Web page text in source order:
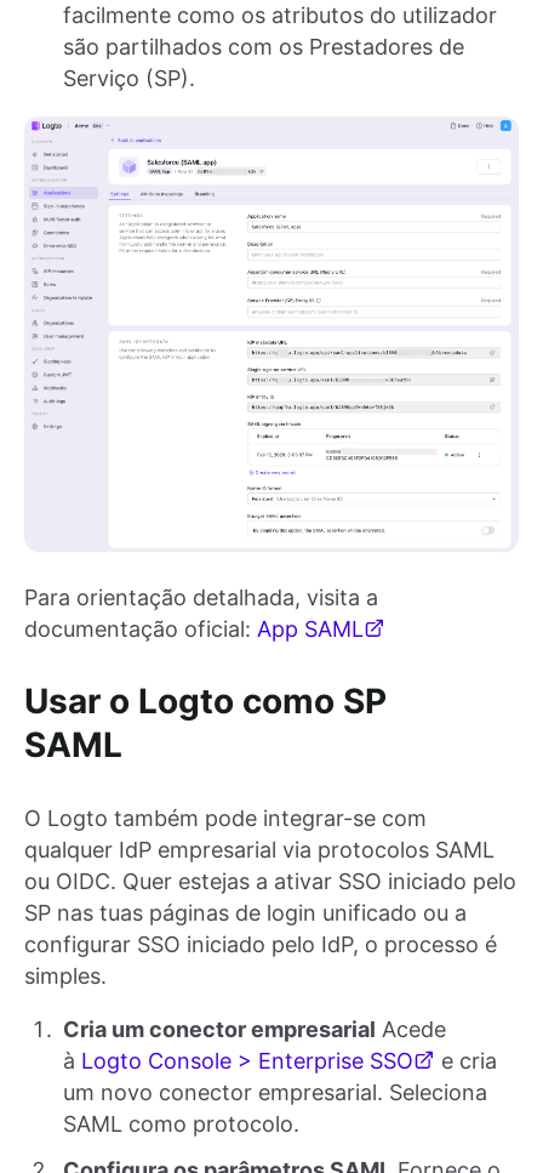
facilmente como os atributos do utilizador
são partilhados com os Prestadores de
Serviço (SP).
Para orientação detalhada, visita a
documentação oficial: App SAML
Usar o Logto como SP
SAML
O Logto também pode integrar-se com
qualquer IdP empresarial via protocolos SAML
ou OIDC. Quer estejas a ativar SSO iniciado pelo
SP nas tuas páginas de login unificado ou a
configurar SSO iniciado pelo IdP, o processo é
simples.
Cria um conector empresarial Acede
à Logto Console > Enterprise SSO
e cria
um novo conector empresarial. Seleciona
SAML como protocolo.